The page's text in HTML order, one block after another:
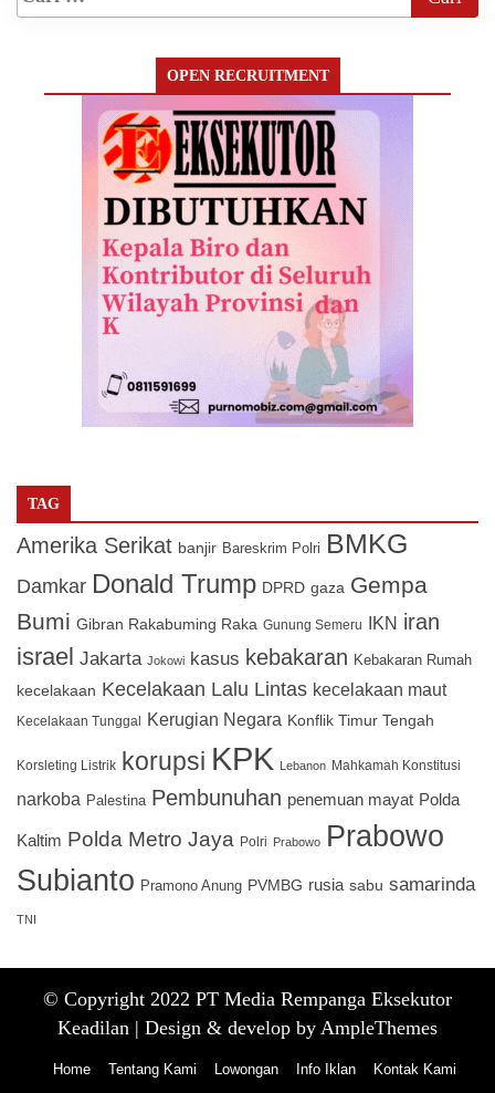
OPEN RECRUITMENT
TAG
Amerika Serikat banjir Bareskrim Polri BMKG
Damkar Donald Trump DPRD gaza Gempa
Bumi Gibran Rakabuming Raka Gunung Semeru IKN iran
israel Jakarta Jokowi kasus kebakaran Kebakaran Rumah
kecelakaan Kecelakaan Lalu Lintas kecelakaan maut
Kecelakaan Tunggal Kerugian Negara Konflik Timur Tengah
Korsleting Listrik korupsi KPK Lebanon Mahkamah Konstitusi
narkoba Palestina Pembunuhan penemuan mayat Polda
Kaltim Polda Metro Jaya Polri Prabowo Prabowo
Subianto Pramono Anung PVMBG rusia sabu samarinda
TNI
© Copyright 2022 PT Media Rempanga Eksekutor
Keadilan | Design & develop by AmpleThemes
Home Tentang Kami Lowongan Info Iklan Kontak Kami